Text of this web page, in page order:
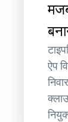
ऐप